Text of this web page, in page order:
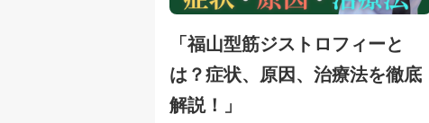
「福山型筋ジストロフィーと
は？症状、原因、治療法を徹底
解説！」